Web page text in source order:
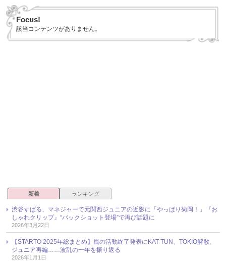
Focus!
該当コンテンツがありません。
新着 ランキング
渋谷すばる、マネジャーで元関西ジュニアの近影に「やっぱり菊岡！」『お
しゃれクリップ』“バックショット登場”で再び話題に
2026年3月22日
【STARTO 2025年総まとめ】嵐の活動終了発表にKAT-TUN、TOKIO解散、
ジュニア再編……波乱の一年を振り返る
2026年1月1日